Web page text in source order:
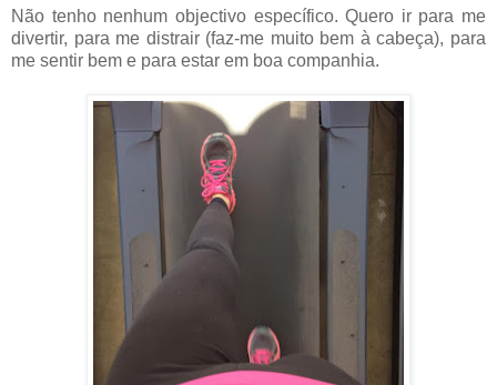
Não tenho nenhum objectivo específico. Quero ir para me
divertir, para me distrair (faz-me muito bem à cabeça), para
me sentir bem e para estar em boa companhia.